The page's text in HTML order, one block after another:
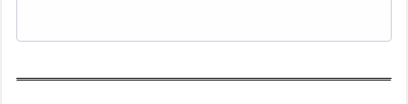
特殊事例